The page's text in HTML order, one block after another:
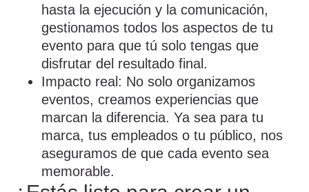
hasta la ejecución y la comunicación,
gestionamos todos los aspectos de tu
evento para que tú solo tengas que
disfrutar del resultado final.
Impacto real : No solo organizamos
eventos, creamos experiencias que
marcan la diferencia. Ya sea para tu
marca, tus empleados o tu público, nos
aseguramos de que cada evento sea
memorable.